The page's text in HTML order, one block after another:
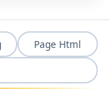
Page Html